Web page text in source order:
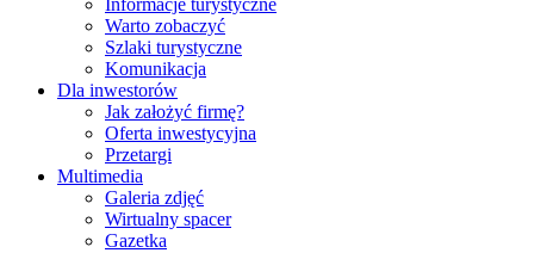
Informacje turystyczne
Warto zobaczyć
Szlaki turystyczne
Komunikacja
Dla inwestorów
Jak założyć firmę?
Oferta inwestycyjna
Przetargi
Multimedia
Galeria zdjęć
Wirtualny spacer
Gazetka